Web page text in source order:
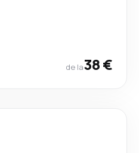
de la38 €